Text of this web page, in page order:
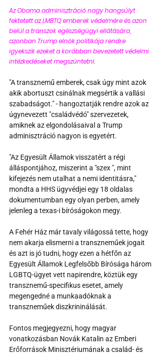
Az Obama adminisztráció nagy hangsúlyt
fektetett az LMBTQ emberek védelmére és azon
belül a transzok egészségügyi ellátására,
azonban Trump elnök politikája rendre
igyekszik ezeket a korábban bevezetett védelmi
intézkedéseket megszüntetni.
"A transznemű emberek, csak úgy mint azok
akik abortuszt csinálnak megsértik a vallási
szabadságot." - hangoztatják rendre azok az
úgynevezett "családvédó" szervezetek,
amiknek az elgondolásaival a Trump
adminisztráció nagyon is egyetért.
"Az Egyesült Államok visszatért a régi
álláspontjához, miszerint a "szex ", mint
kifejezés nem utalhat a nemi identitásra,"
mondta a HHS ügyvédjei egy 18 oldalas
dokumentumban egy olyan perben, amely
jelenleg a texas-i bíróságokon megy.
A Fehér Ház már tavaly világossá tette, hogy
nem akarja elismerni a transzneműek jogait
és azt is jó tudni, hogy ezen a hétfőn az
Egyesült Államok Legfelsőbb Bírósága három
LGBTQ-ügyet vett napirendre, köztük egy
transznemű-specifikus esetet, amely
megengedné a munkaadóknak a
transzneműek diszkrininálását.
Fontos megjegyezni, hogy magyar
vonatkozásban Novák Katalin az Emberi
Erőforrások Minisztériumának a család- és